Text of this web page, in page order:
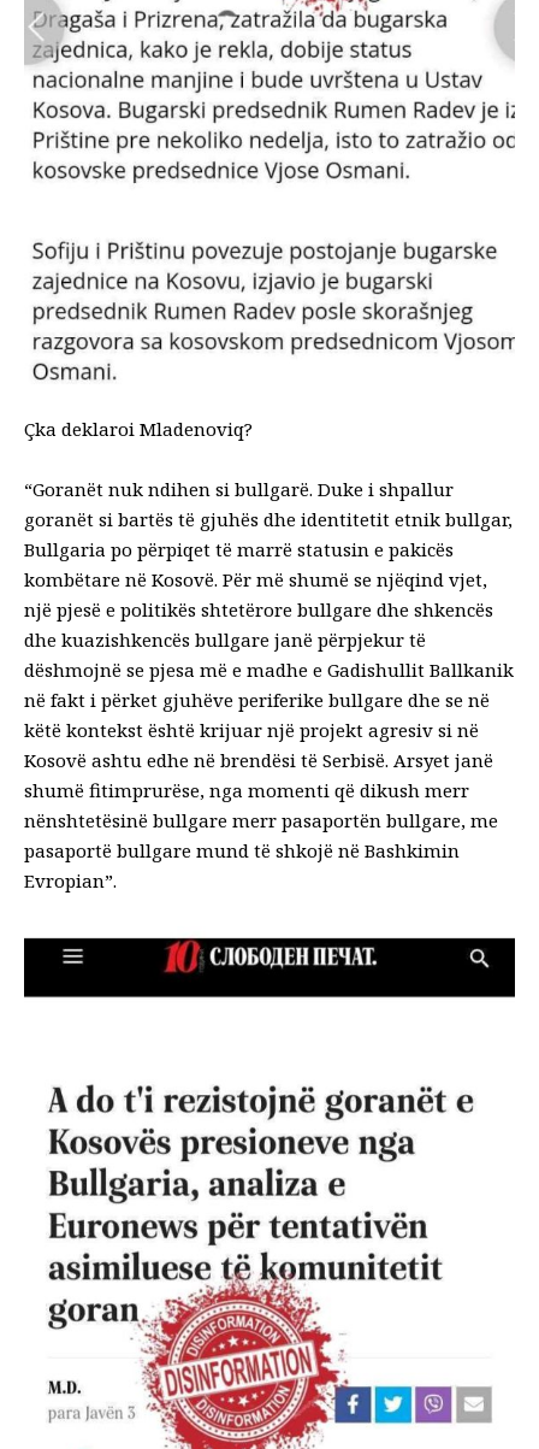
Çka deklaroi Mladenoviq?
“Goranët nuk ndihen si bullgarë. Duke i shpallur
goranët si bartës të gjuhës dhe identitetit etnik bullgar,
Bullgaria po përpiqet të marrë statusin e pakicës
kombëtare në Kosovë. Për më shumë se njëqind vjet,
një pjesë e politikës shtetërore bullgare dhe shkencës
dhe kuazishkencës bullgare janë përpjekur të
dëshmojnë se pjesa më e madhe e Gadishullit Ballkanik
në fakt i përket gjuhëve periferike bullgare dhe se në
këtë kontekst është krijuar një projekt agresiv si në
Kosovë ashtu edhe në brendësi të Serbisë. Arsyet janë
shumë fitimprurëse, nga momenti që dikush merr
nënshtetësinë bullgare merr pasaportën bullgare, me
pasaportë bullgare mund të shkojë në Bashkimin
Evropian”.